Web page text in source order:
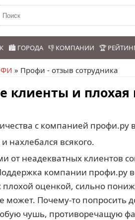
🏙️ ГОРОДА 👎 КОМПАНИИ 🏆
» Профи - отзыв сотрудника
клиенты и плохая
с компанией профи.ру
нахлебался всякого.
от неадекватных
компании профи.ру
плохой оценкой, сильно
может. Почему-то попросить
чушь, противоречащую